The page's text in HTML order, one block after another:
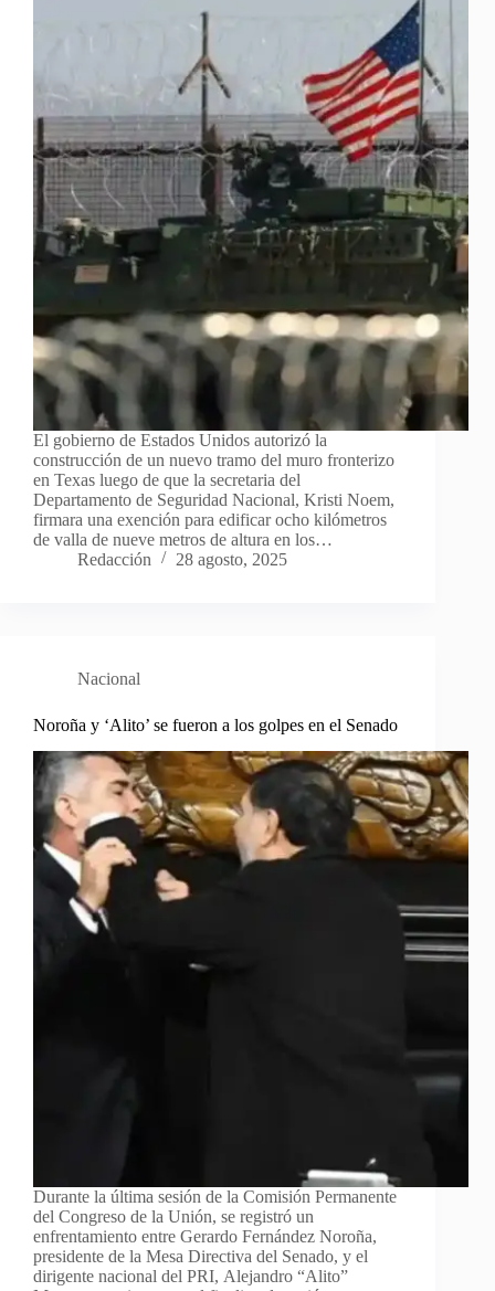
El gobierno de Estados Unidos autorizó la
construcción de un nuevo tramo del muro fronterizo
en Texas luego de que la secretaria del
Departamento de Seguridad Nacional, Kristi Noem,
firmara una exención para edificar ocho kilómetros
de valla de nueve metros de altura en los…
Redacción
28 agosto, 2025
Nacional
Noroña y ‘Alito’ se fueron a los golpes en el Senado
Durante la última sesión de la Comisión Permanente
del Congreso de la Unión, se registró un
enfrentamiento entre Gerardo Fernández Noroña,
presidente de la Mesa Directiva del Senado, y el
dirigente nacional del PRI, Alejandro “Alito”